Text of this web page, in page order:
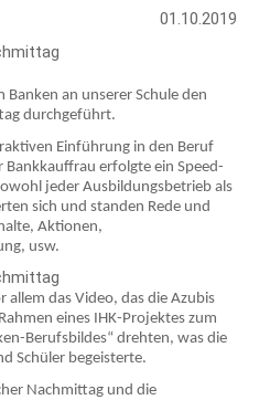
01.10.2019
an unserer Schule den
durchgeführt.
Einführung in den Beruf
erfolgte ein Speed-
jeder Ausbildungsbetrieb als
sich und standen Rede und
Aktionen,
usw.
allem das Video, das die Azubis
eines IHK-Projektes zum
Berufsbildes“ drehten, was die
Schüler begeisterte.
Nachmittag und die